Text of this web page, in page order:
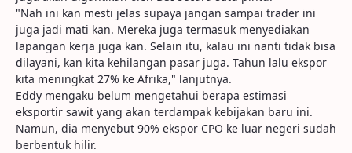
"Nah ini kan mesti jelas supaya jangan sampai trader ini
juga jadi mati kan. Mereka juga termasuk menyediakan
lapangan kerja juga kan. Selain itu, kalau ini nanti tidak bisa
dilayani, kan kita kehilangan pasar juga. Tahun lalu ekspor
kita meningkat 27% ke Afrika," lanjutnya.
Eddy mengaku belum mengetahui berapa estimasi
eksportir sawit yang akan terdampak kebijakan baru ini.
Namun, dia menyebut 90% ekspor CPO ke luar negeri sudah
berbentuk hilir.